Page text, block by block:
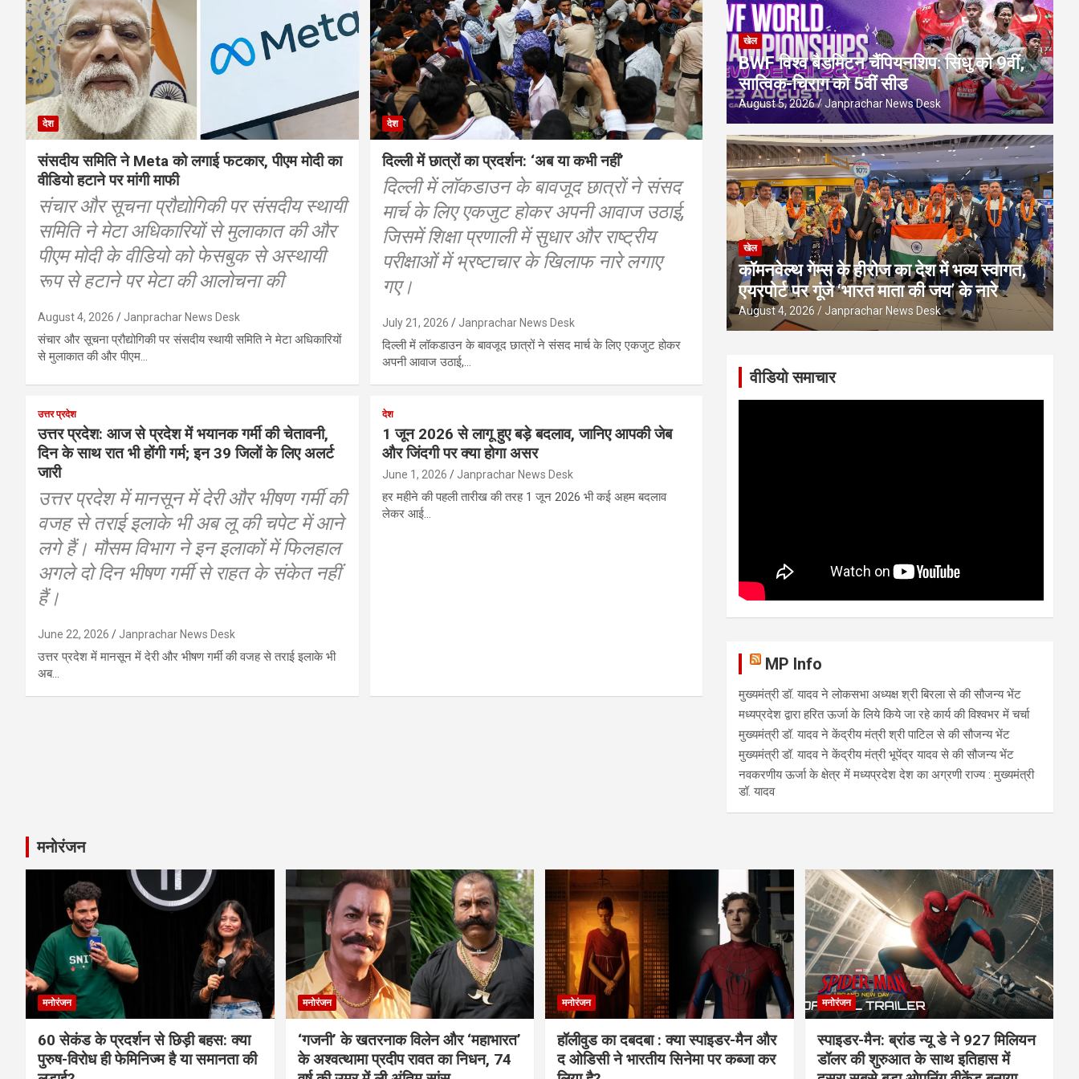
देश
संसदीय समिति ने Meta को लगाई फटकार, पीएम मोदी का
वीडियो हटाने पर मांगी माफी
संचार और सूचना प्रौद्योगिकी पर संसदीय स्थायी
समिति ने मेटा अधिकारियों से मुलाकात की और
पीएम मोदी के वीडियो को फेसबुक से अस्थायी
रूप से हटाने पर मेटा की आलोचना की
August 4, 2026 Janprachar News Desk
संचार और सूचना प्रौद्योगिकी पर संसदीय स्थायी समिति ने मेटा अधिकारियों
से मुलाकात की और पीएम…
देश
दिल्ली में छात्रों का प्रदर्शन: ‘अब या कभी नहीं’
दिल्ली में लॉकडाउन के बावजूद छात्रों ने संसद
मार्च के लिए एकजुट होकर अपनी आवाज उठाई,
जिसमें शिक्षा प्रणाली में सुधार और राष्ट्रीय
परीक्षाओं में भ्रष्टाचार के खिलाफ नारे लगाए
गए।
July 21, 2026 Janprachar News Desk
दिल्ली में लॉकडाउन के बावजूद छात्रों ने संसद मार्च के लिए एकजुट होकर
अपनी आवाज उठाई,…
उत्तर प्रदेश
उत्तर प्रदेश: आज से प्रदेश में भयानक गर्मी की चेतावनी,
दिन के साथ रात भी होंगी गर्म; इन 39 जिलों के लिए अलर्ट
जारी
उत्तर प्रदेश में मानसून में देरी और भीषण गर्मी की
वजह से तराई इलाके भी अब लू की चपेट में आने
लगे हैं। मौसम विभाग ने इन इलाकों में फिलहाल
अगले दो दिन भीषण गर्मी से राहत के संकेत नहीं
हैं।
June 22, 2026 Janprachar News Desk
उत्तर प्रदेश में मानसून में देरी और भीषण गर्मी की वजह से तराई इलाके भी
अब…
देश
1 जून 2026 से लागू हुए बड़े बदलाव, जानिए आपकी जेब
और जिंदगी पर क्या होगा असर
June 1, 2026 Janprachar News Desk
हर महीने की पहली तारीख की तरह 1 जून 2026 भी कई अहम बदलाव
लेकर आई…
खेल
BWF विश्व बैडमिंटन चैंपियनशिप: सिंधु को 9वीं,
सात्विक-चिराग को 5वीं सीड
August 5, 2026 Janprachar News Desk
खेल
कॉमनवेल्थ गेम्स के हीरोज का देश में भव्य स्वागत,
एयरपोर्ट पर गूंजे ‘भारत माता की जय’ के नारे
August 4, 2026 Janprachar News Desk
वीडियो समाचार
MP Info
मुख्यमंत्री डॉ. यादव ने लोकसभा अध्यक्ष श्री बिरला से की सौजन्य भेंट
मध्यप्रदेश द्वारा हरित ऊर्जा के लिये किये जा रहे कार्य की विश्वभर में चर्चा
मुख्यमंत्री डॉ. यादव ने केंद्रीय मंत्री श्री पाटिल से की सौजन्य भेंट
मुख्यमंत्री डॉ. यादव ने केंद्रीय मंत्री भूपेंद्र यादव से की सौजन्य भेंट
नवकरणीय ऊर्जा के क्षेत्र में मध्यप्रदेश देश का अग्रणी राज्य : मुख्यमंत्री
डॉ. यादव
मनोरंजन
मनोरंजन
60 सेकंड के प्रदर्शन से छिड़ी बहस: क्या
पुरुष-विरोध ही फेमिनिज्म है या समानता की
मनोरंजन
‘गजनी’ के खतरनाक विलेन और ‘महाभारत’
के अश्वत्थामा प्रदीप रावत का निधन, 74
मनोरंजन
हॉलीवुड का दबदबा : क्या स्पाइडर-मैन और
द ओडिसी ने भारतीय सिनेमा पर कब्जा कर
मनोरंजन
स्पाइडर-मैन: ब्रांड न्यू डे ने 927 मिलियन
डॉलर की शुरुआत के साथ इतिहास में